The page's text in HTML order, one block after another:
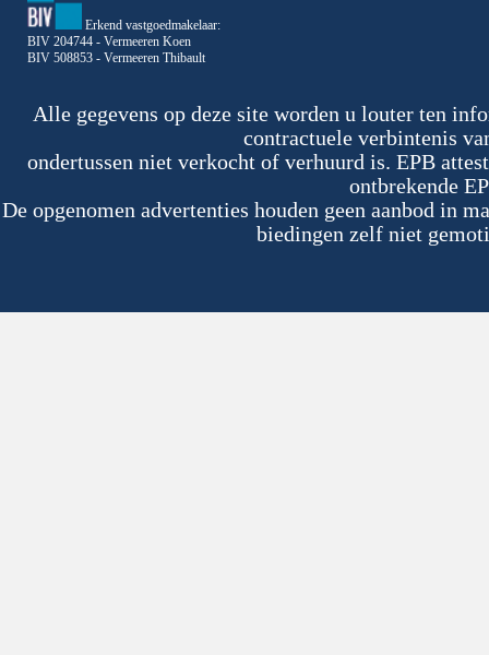
Erkend vastgoedmakelaar:
BIV 204744 - Vermeeren Koen
BIV 508853 - Vermeeren Thibault
Alle gegevens op deze site worden u louter ten
contractuele verbintenis
ondertussen niet verkocht of verhuurd is. EPB
ontbrekende
De opgenomen advertenties houden geen aanbod in
biedingen zelf niet